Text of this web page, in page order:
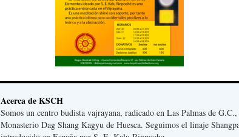
Acerca de KSCH
Somos un centro budista vajrayana, radicado en Las Palmas de
Monasterio Dag Shang Kagyu de Huesca. Seguimos el linaje